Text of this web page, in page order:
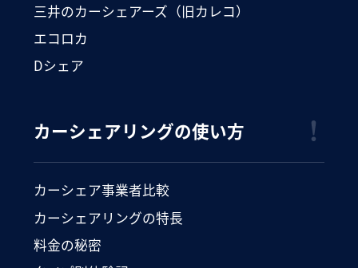
三井のカーシェアーズ（旧カレコ）
エコロカ
Dシェア
カーシェアリングの使い方
カーシェア事業者比較
カーシェアリングの特長
料金の秘密